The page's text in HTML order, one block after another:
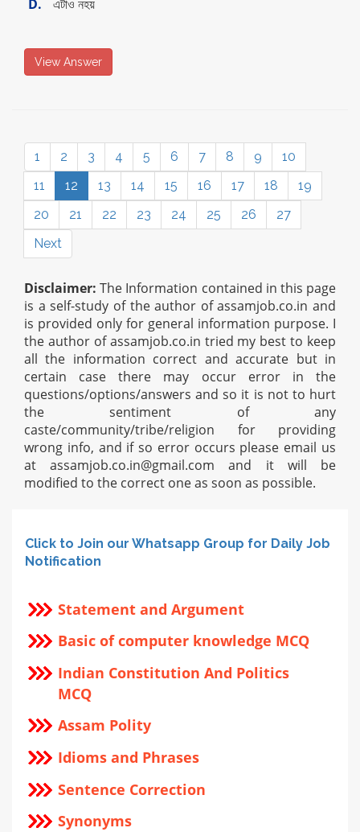
D. এটাও নহয়
View Answer
1 2 3 4 5 6 7 8 9
10
11
12 13 14 15 16 17 18
19
20
21 22 23 24 25 26
27
Next
Disclaimer: The Information contained in this page
is a self-study of the author of assamjob.co.in and
is provided only for general information purpose. I
the author of assamjob.co.in tried my best to keep
all the information correct and accurate but in
certain case there may occur error in the
questions/options/answers and so it is not to hurt
the sentiment of any
caste/community/tribe/religion for providing
wrong info, and if so error occurs please email us
atassamjob.co.in@gmail.com and it will be
modified to the correct one as soon as possible.
Click to Join our Whatsapp Group for Daily Job
Notification
Statement and Argument
Basic of computer knowledge MCQ
Indian Constitution And Politics
MCQ
Assam Polity
Idioms and Phrases
Sentence Correction
Synonyms